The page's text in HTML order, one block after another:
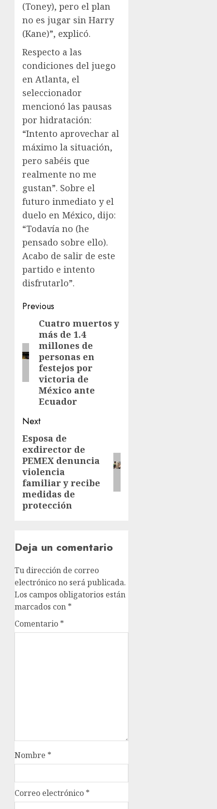
(Toney), pero el plan
no es jugar sin Harry
(Kane)”, explicó.
Respecto a las
condiciones del juego
en Atlanta, el
seleccionador
mencionó las pausas
por hidratación:
“Intento aprovechar al
máximo la situación,
pero sabéis que
realmente no me
gustan”. Sobre el
futuro inmediato y el
duelo en México, dijo:
“Todavía no (he
pensado sobre ello).
Acabo de salir de este
partido e intento
disfrutarlo”.
Previous
Cuatro muertos y
más de 1.4
millones de
personas en
festejos por
victoria de
México ante
Ecuador
Next
Esposa de
exdirector de
PEMEX denuncia
violencia
familiar y recibe
medidas de
protección
Deja un comentario
Tu dirección de correo
electrónico no será publicada.
Los campos obligatorios están
marcados con *
Comentario *
Nombre *
Correo electrónico *